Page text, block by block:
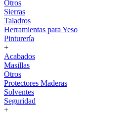
Otros
Sierras
Taladros
Herramientas para Yeso
Pinturería
+
Acabados
Masillas
Otros
Protectores Maderas
Solventes
Seguridad
+